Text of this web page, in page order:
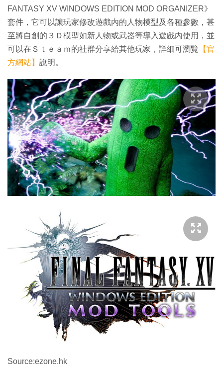
FANTASY XV WINDOWS EDITION MOD ORGANIZER》
套件，它可以讓玩家修改遊戲內的人物模型及各種參數，甚
至將自創的３Ｄ模型如新人物或武器等導入遊戲內使用，並
可以在Ｓｔｅａｍ的社群分享給其他玩家，詳細可瀏覽 【官
方網站】 說明。
Source:ezone.hk